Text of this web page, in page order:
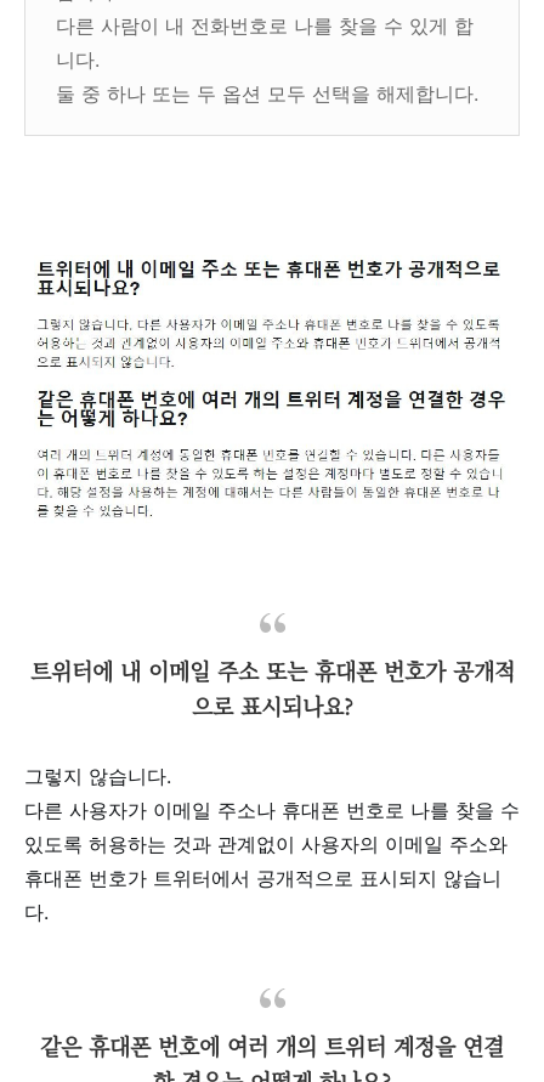
다른 사람이 내 전화번호로 나를 찾을 수 있게 합
니다.
둘 중 하나 또는 두 옵션 모두 선택을 해제합니다.
트위터에 내 이메일 주소 또는 휴대폰 번호가 공개적
으로 표시되나요?
그렇지 않습니다.
다른 사용자가 이메일 주소나 휴대폰 번호로 나를 찾을 수
있도록 허용하는 것과 관계없이 사용자의 이메일 주소와
휴대폰 번호가 트위터에서 공개적으로 표시되지 않습니
다.
같은 휴대폰 번호에 여러 개의 트위터 계정을 연결